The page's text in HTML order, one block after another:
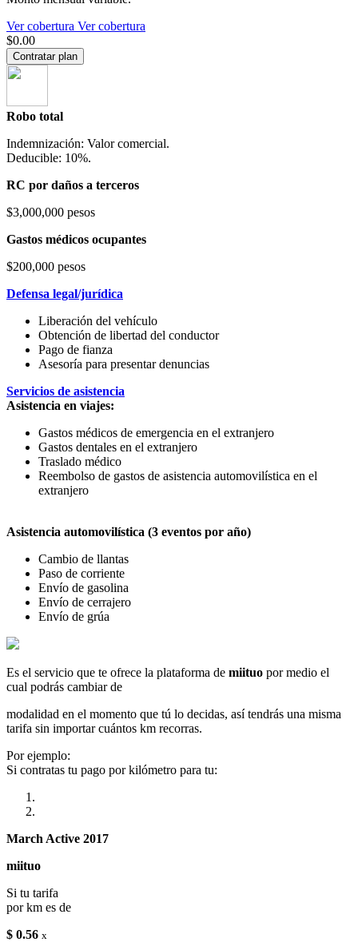
Ver cobertura Ver cobertura
$0.00
Contratar plan
Robo total
Indemnización: Valor comercial.
Deducible: 10%.
RC por daños a terceros
$3,000,000 pesos
Gastos médicos ocupantes
$200,000 pesos
Defensa legal/jurídica
Liberación del vehículo
Obtención de libertad del conductor
Pago de fianza
Asesoría para presentar denuncias
Servicios de asistencia
Asistencia en viajes:
Gastos médicos de emergencia en el extranjero
Gastos dentales en el extranjero
Traslado médico
Reembolso de gastos de asistencia automovilística en el
extranjero
Asistencia automovilística (3 eventos por año)
Cambio de llantas
Paso de corriente
Envío de gasolina
Envío de cerrajero
Envío de grúa
Es el servicio que te ofrece la plataforma de miituo por medio el
cual podrás cambiar de
modalidad en el momento que tú lo decidas, así tendrás una misma
tarifa sin importar cuántos km recorras.
Por ejemplo:
Si contratas tu pago por kilómetro para tu:
March Active 2017
miituo
Si tu tarifa
por km es de
$ 0.56 x